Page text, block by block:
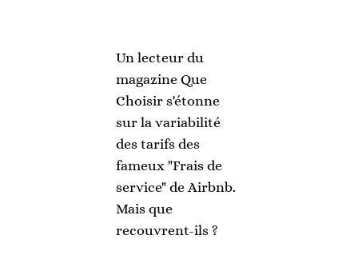
Un lecteur du
magazine Que
Choisir s'étonne
sur la variabilité
des tarifs des
fameux "Frais de
service" de Airbnb.
Mais que
recouvrent-ils ?